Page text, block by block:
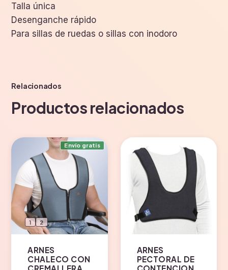
Talla única
Desenganche rápido
Para sillas de ruedas o sillas con inodoro
Relacionados
Productos relacionados
Envío gratis
1 2
ARNES
CHALECO CON
CREMALLERA
ARNES
PECTORAL DE
CONTENCION